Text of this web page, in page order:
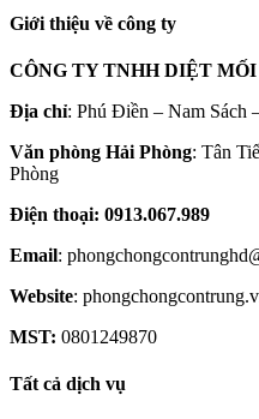
Giới thiệu về công ty
CÔNG TY TNHH DIỆT
Địa chỉ: Phú Điền – Nam Sách
Văn phòng Hải Phòng: Tân
Phòng
Điện thoại: 0913.067.989
Email:
Website:
MST: 0801249870
Tất cả dịch vụ